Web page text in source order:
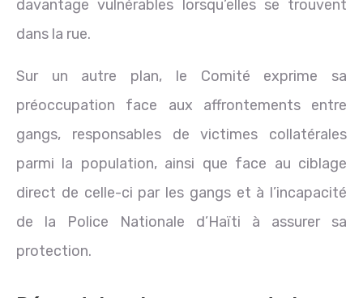
davantage vulnérables lorsqu’elles se trouvent
dans la rue.
Sur un autre plan, le Comité exprime sa
préoccupation face aux affrontements entre
gangs, responsables de victimes collatérales
parmi la population, ainsi que face au ciblage
direct de celle-ci par les gangs et à l’incapacité
de la Police Nationale d’Haïti à assurer sa
protection.